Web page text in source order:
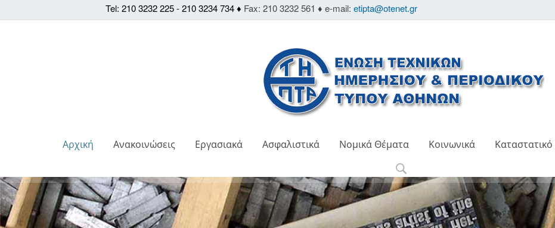
Tel: 210 3232 225 - 210 3234 734 ♦ Fax: 210 3232 561 ♦ e-mail: etipta@otenet.gr
Αρχική Ανακοινώσεις Εργασιακά Ασφαλιστικά Νομικά Θέματα Κοινωνικά